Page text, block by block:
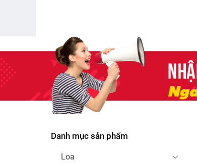
Danh mục sản phẩm
Loa